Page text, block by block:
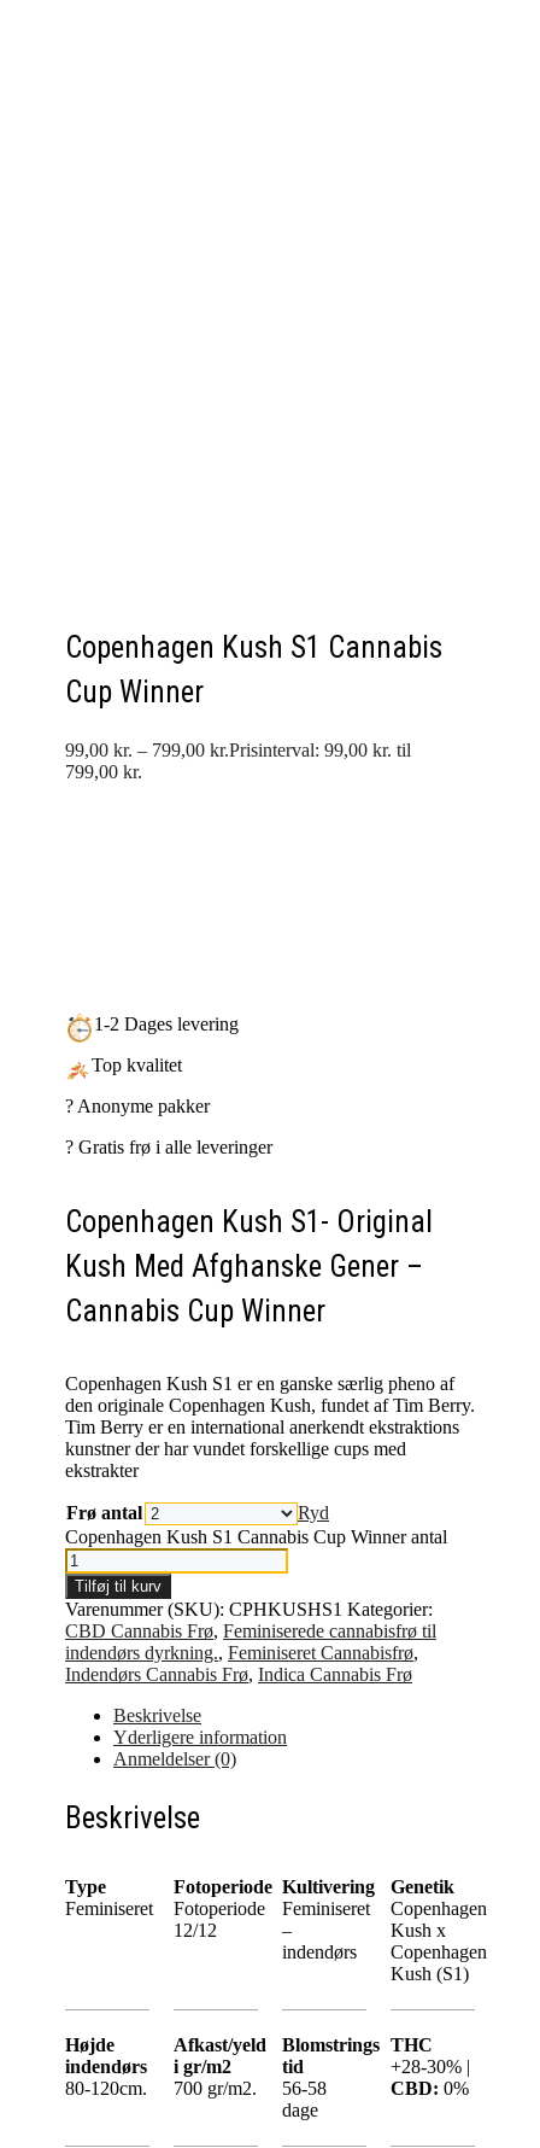
Copenhagen Kush S1 Cannabis
Cup Winner
99,00 kr. – 799,00 kr.Prisinterval: 99,00 kr. til
799,00 kr.
1-2 Dages levering
Top kvalitet
?️ Anonyme pakker
?️ Gratis frø i alle leveringer
Copenhagen Kush S1- Original
Kush Med Afghanske Gener –
Cannabis Cup Winner
Copenhagen Kush S1 er en ganske særlig pheno af
den originale Copenhagen Kush, fundet af Tim Berry.
Tim Berry er en international anerkendt ekstraktions
kunstner der har vundet forskellige cups med
ekstrakter
Frø antal
Ryd
Copenhagen Kush S1 Cannabis Cup Winner antal
Tilføj til kurv
Varenummer (SKU): CPHKUSHS1 Kategorier:
CBD Cannabis Frø, Feminiserede cannabisfrø til
indendørs dyrkning., Feminiseret Cannabisfrø,
Indendørs Cannabis Frø, Indica Cannabis Frø
Beskrivelse
Yderligere information
Anmeldelser (0)
Beskrivelse
Type
Feminiseret
Fotoperiode
Fotoperiode
12/12
Kultivering
Feminiseret
–
indendørs
Genetik
Copenhagen
Kush x
Copenhagen
Kush (S1)
Højde
indendørs
80-120cm.
Afkast/yeld
i gr/m2
700 gr/m2.
Blomstrings
tid
56-58
dage
THC
+28-30% |
CBD: 0%